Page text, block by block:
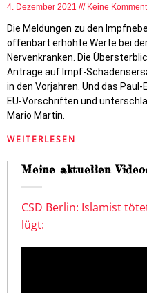
4. Dezember 2021 Keine
Die Meldungen zu den
offenbart erhöhte Werte bei
Nervenkranken. Die
Anträge auf Impf-
in den Vorjahren. Und das
EU-Vorschriften und
Mario Martin.
WEITERLESEN
Meine aktuellen
CSD Berlin: Islamist
lügt: